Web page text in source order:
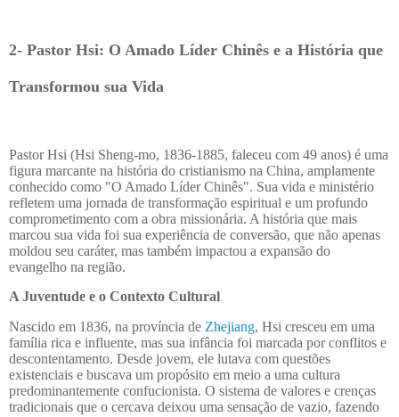
2- Pastor Hsi: O Amado Líder Chinês e a História que
Transformou sua Vida
Pastor Hsi (Hsi Sheng-mo, 1836-1885, faleceu com 49 anos) é uma
figura marcante na história do cristianismo na China, amplamente
conhecido como "O Amado Líder Chinês". Sua vida e ministério
refletem uma jornada de transformação espiritual e um profundo
comprometimento com a obra missionária. A história que mais
marcou sua vida foi sua experiência de conversão, que não apenas
moldou seu caráter, mas também impactou a expansão do
evangelho na região.
A Juventude e o Contexto Cultural
Nascido em 1836, na província de Zhejiang, Hsi cresceu em uma
família rica e influente, mas sua infância foi marcada por conflitos e
descontentamento. Desde jovem, ele lutava com questões
existenciais e buscava um propósito em meio a uma cultura
predominantemente confucionista. O sistema de valores e crenças
tradicionais que o cercava deixou uma sensação de vazio, fazendo